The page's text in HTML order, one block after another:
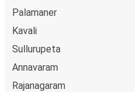
Palamaner
Kavali
Sullurupeta
Annavaram
Rajanagaram